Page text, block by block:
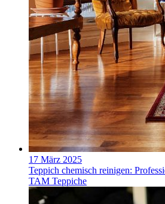
17 März 2025
Teppich chemisch reinigen:
TAM Teppiche